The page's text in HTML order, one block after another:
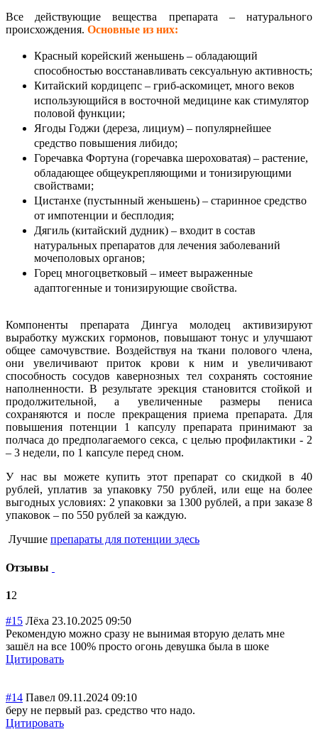
Все действующие вещества препарата – натурального
происхождения. Основные из них:
Красный корейский женьшень – обладающий
способностью восстанавливать сексуальную активность;
Китайский кордицепс – гриб-аскомицет, много веков
использующийся в восточной медицине как стимулятор
половой функции;
Ягоды Годжи (дереза, лициум) – популярнейшее
средство повышения либидо;
Горечавка Фортуна (горечавка шероховатая) – растение,
обладающее общеукрепляющими и тонизирующими
свойствами;
Цистанхе (пустынный женьшень) – старинное средство
от импотенции и бесплодия;
Дягиль (китайский дудник) – входит в состав
натуральных препаратов для лечения заболеваний
мочеполовых органов;
Горец многоцветковый – имеет выраженные
адаптогенные и тонизирующие свойства.
Компоненты препарата Дингуа молодец активизируют
выработку мужских гормонов, повышают тонус и улучшают
общее самочувствие. Воздействуя на ткани полового члена,
они увеличивают приток крови к ним и увеличивают
способность сосудов кавернозных тел сохранять состояние
наполненности. В результате эрекция становится стойкой и
продолжительной, а увеличенные размеры пениса
сохраняются и после прекращения приема препарата. Для
повышения потенции 1 капсулу препарата принимают за
полчаса до предполагаемого секса, с целью профилактики - 2
– 3 недели, по 1 капсуле перед сном.
У нас вы можете купить этот препарат со скидкой в 40
рублей, уплатив за упаковку 750 рублей, или еще на более
выгодных условиях: 2 упаковки за 1300 рублей, а при заказе 8
упаковок – по 550 рублей за каждую.
Лучшие препараты для потенции здесь
Отзывы
12
#15 Лёха 23.10.2025 09:50
Рекомендую можно сразу не вынимая вторую делать мне
зашёл на все 100% просто огонь девушка была в шоке
Цитировать
#14 Павел 09.11.2024 09:10
беру не первый раз. средство что надо.
Цитировать